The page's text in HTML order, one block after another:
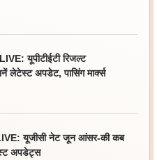
यूपीटीईटी रिजल्ट
अपडेट, पासिंग मार्क्स
यूजीसी नेट जून आंसर-की कब
अपडेट्स